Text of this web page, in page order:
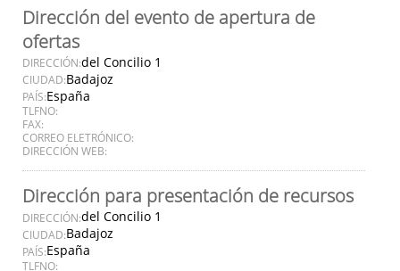
Dirección del evento de apertura de
ofertas
DIRECCIÓN:del Concilio 1
CIUDAD:Badajoz
PAÍS:España
TLFNO:
FAX:
CORREO ELETRÓNICO:
DIRECCIÓN WEB:
Dirección para presentación de recursos
DIRECCIÓN:del Concilio 1
CIUDAD:Badajoz
PAÍS:España
TLFNO: